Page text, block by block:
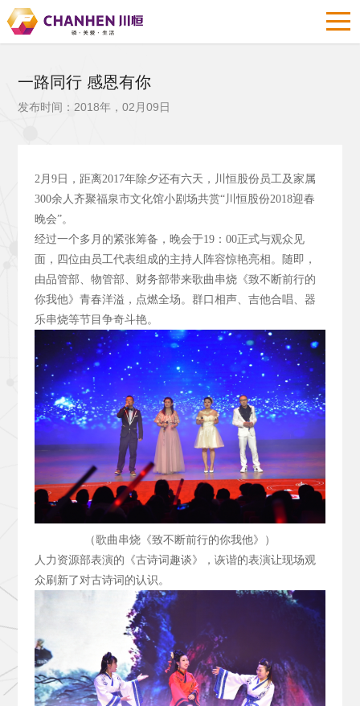
一路同行 感恩有你
发布时间：2018年，02月09日
2月9日，距离2017年除夕还有六天，川恒股份员工及家属
300余人齐聚福泉市文化馆小剧场共赏“川恒股份2018迎春
晚会”。
经过一个多月的紧张筹备，晚会于19：00正式与观众见
面，四位由员工代表组成的主持人阵容惊艳亮相。随即，
由品管部、物管部、财务部带来歌曲串烧《致不断前行的
你我他》青春洋溢，点燃全场。群口相声、吉他合唱、器
乐串烧等节目争奇斗艳。
（歌曲串烧《致不断前行的你我他》）
人力资源部表演的《古诗词趣谈》，诙谐的表演让现场观
众刷新了对古诗词的认识。